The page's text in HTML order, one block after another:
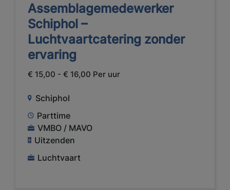
Assemblagemedewerker
Schiphol –
Luchtvaartcatering zonder
ervaring
€ 15,00 - € 16,00 Per uur
Schiphol
Parttime
VMBO / MAVO
Uitzenden
Luchtvaart